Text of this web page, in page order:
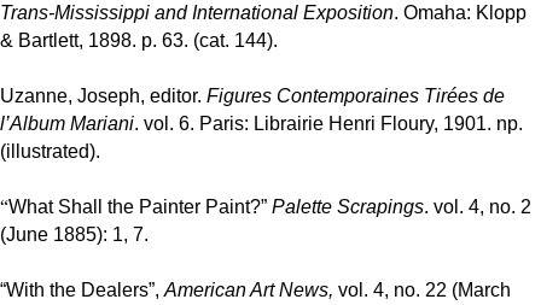
Trans-Mississippi and International Exposition. Omaha: Klopp
& Bartlett, 1898. p. 63. (cat. 144).
Uzanne, Joseph, editor. Figures Contemporaines Tirées de
l’Album Mariani. vol. 6. Paris: Librairie Henri Floury, 1901. np.
(illustrated).
“What Shall the Painter Paint?” Palette Scrapings. vol. 4, no. 2
(June 1885): 1, 7.
“With the Dealers”, American Art News, vol. 4, no. 22 (March